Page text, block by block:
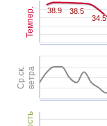
Темпер.
Ср.ск.ветра
38.9
38.9 38.5
38.5
34.5
34.5